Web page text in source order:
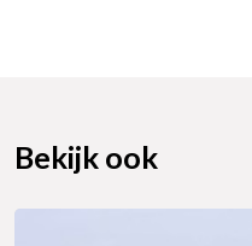
Bekijk ook